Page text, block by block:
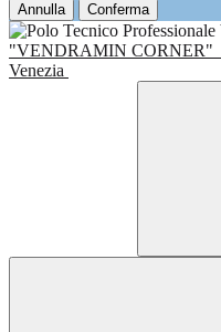
Annulla Conferma
"VENDRAMIN CORNER"
Venezia